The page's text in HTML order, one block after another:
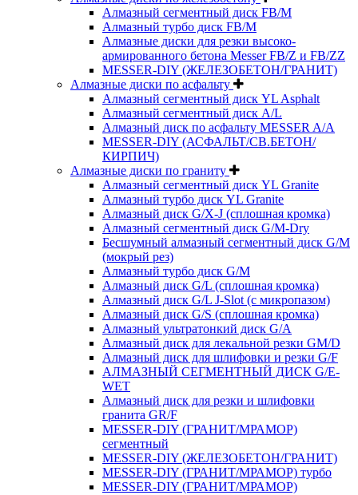
Алмазный сегментный диск FB/M
Алмазный турбо диск FB/M
Алмазные диски для резки высоко-
армированного бетона Messer FB/Z и FB/ZZ
MESSER-DIY (ЖЕЛЕЗОБЕТОН/ГРАНИТ)
Алмазные диски по асфальту
Алмазный сегментный диск YL Asphalt
Алмазный сегментный диск A/L
Алмазный диск по асфальту MESSER A/A
MESSER-DIY (АСФАЛЬТ/СВ.БЕТОН/
КИРПИЧ)
Алмазные диски по граниту
Алмазный сегментный диск YL Granite
Алмазный турбо диск YL Granite
Алмазный диск G/X-J (сплошная кромка)
Алмазный сегментный диск G/M-Dry
Бесшумный алмазный сегментный диск G/M
(мокрый рез)
Алмазный турбо диск G/M
Алмазный диск G/L (сплошная кромка)
Алмазный диск G/L J-Slot (с микропазом)
Алмазный диск G/S (сплошная кромка)
Алмазный ультратонкий диск G/A
Алмазный диск для лекальной резки GM/D
Алмазный диск для шлифовки и резки G/F
АЛМАЗНЫЙ СЕГМЕНТНЫЙ ДИСК G/E-
WET
Алмазный диск для резки и шлифовки
гранита GR/F
MESSER-DIY (ГРАНИТ/МРАМОР)
сегментный
MESSER-DIY (ЖЕЛЕЗОБЕТОН/ГРАНИТ)
MESSER-DIY (ГРАНИТ/МРАМОР) турбо
MESSER-DIY (ГРАНИТ/МРАМОР)